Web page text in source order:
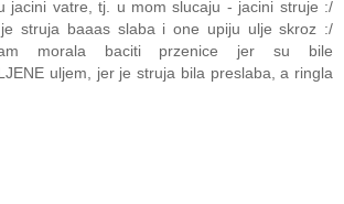
jacini vatre, tj. u mom slucaju - jacini struje :/
struja baaas slaba i one upiju ulje skroz :/
morala baciti przenice jer su bile
uljem, jer je struja bila preslaba, a ringla